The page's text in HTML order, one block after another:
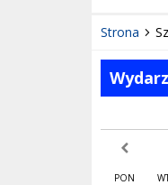
Strona
poprzedni
PON